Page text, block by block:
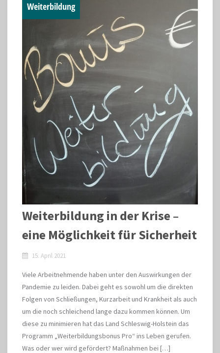
Weiterbildung
Weiterbildung in der Krise –
eine Möglichkeit für Sicherheit
15. April 2021
Viele Arbeitnehmende haben unter den Auswirkungen der
Pandemie zu leiden. Dabei geht es sowohl um die direkten
Folgen von Schließungen, Kurzarbeit und Krankheit als auch
um die noch schleichend lange dazu kommen können. Um
diese zu minimieren hat das Land Schleswig-Holstein das
Programm „Weiterbildungsbonus Pro“ ins Leben gerufen.
Was oder wer wird gefördert? Maßnahmen bei […]